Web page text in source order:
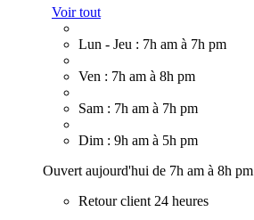
Voir tout
Lun - Jeu : 7h am à 7h pm
Ven : 7h am à 8h pm
Sam : 7h am à 7h pm
Dim : 9h am à 5h pm
Ouvert aujourd'hui de 7h am à 8h pm
Retour client 24 heures